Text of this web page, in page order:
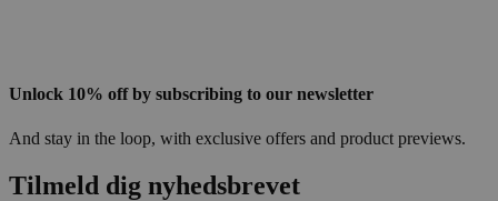
Unlock 10% off by subscribing to our newsletter
And stay in the loop, with exclusive offers and product previews.
Tilmeld dig nyhedsbrevet